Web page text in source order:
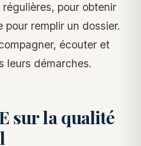
pour obtenir
pour remplir un dossier.
écouter et
leurs démarches.
sur la qualité